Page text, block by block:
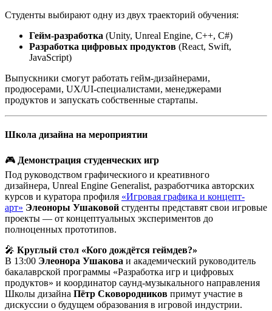
Студенты выбирают одну из двух траекторий обучения:
Гейм-разработка (Unity, Unreal Engine, C++, C#)
Разработка цифровых продуктов (React, Swift,
JavaScript)
Выпускники смогут работать гейм-дизайнерами,
продюсерами, UX/UI-специалистами, менеджерами
продуктов и запускать собственные стартапы.
Школа дизайна на мероприятии
🎮 Демонстрация студенческих игр
Под руководством графическиого и креативного
дизайнера, Unreal Engine Generalist, разработчика авторских
курсов и куратора профиля «Игровая графика и концепт-
арт» Элеоноры Ушаковой студенты представят свои игровые
проекты — от концептуальных экспериментов до
полноценных прототипов.
🎤 Круглый стол «Кого дождётся геймдев?»
В 13:00 Элеонора Ушакова и академический руководитель
бакалаврской программы «Разработка игр и цифровых
продуктов» и координатор саунд-музыкального направления
Школы дизайна Пётр Сковородников примут участие в
дискуссии о будущем образования в игровой индустрии.